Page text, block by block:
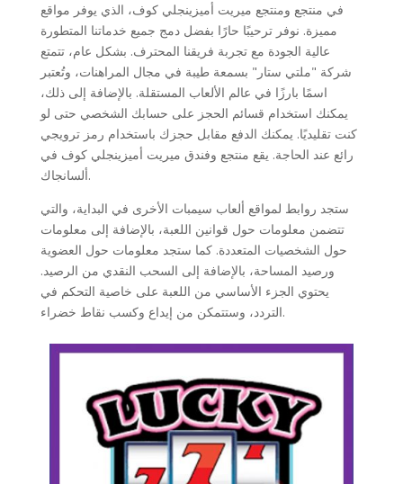
في منتجع ومنتجع ميريت أميزينجلي كوف، الذي يوفر مواقع
مميزة. نوفر ترحيبًا حارًا بفضل دمج جميع خدماتنا المتطورة
عالية الجودة مع تجربة فريقنا المحترف. بشكل عام، تتمتع
شركة "ملتي ستار" بسمعة طيبة في مجال المراهنات، وتُعتبر
اسمًا بارزًا في عالم الألعاب المستقلة. بالإضافة إلى ذلك،
يمكنك استخدام قسائم الحجز على حسابك الشخصي حتى لو
كنت تقليديًا. يمكنك الدفع مقابل حجزك باستخدام رمز ترويجي
رائع عند الحاجة. يقع منتجع وفندق ميريت أميزينجلي كوف في
ألسانجاك.
ستجد روابط لمواقع ألعاب سيمبات الأخرى في البداية، والتي
تتضمن معلومات حول قوانين اللعبة، بالإضافة إلى معلومات
حول الشخصيات المتعددة. كما ستجد معلومات حول العضوية
ورصيد المساحة، بالإضافة إلى السحب النقدي من الرصيد.
يحتوي الجزء الأساسي من اللعبة على خاصية التحكم في
التردد، وستتمكن من إيداع وكسب نقاط خضراء.